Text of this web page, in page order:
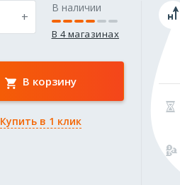
+
В наличии
В 4 магазинах
В корзину
Купить в 1 клик